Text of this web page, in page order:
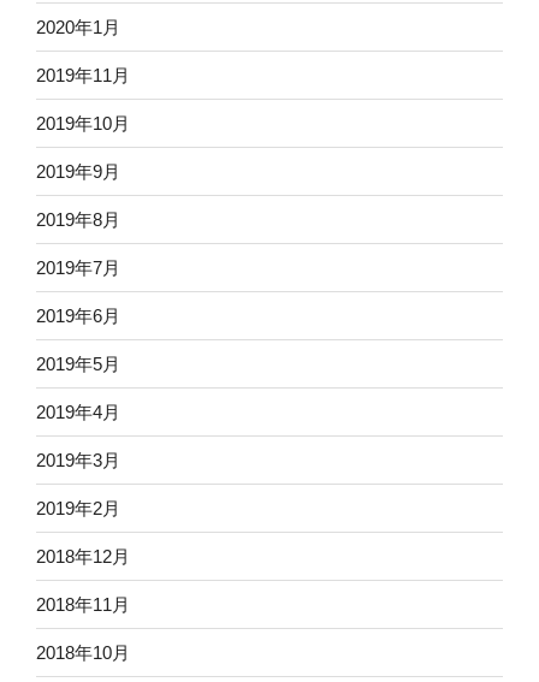
2020年1月
2019年11月
2019年10月
2019年9月
2019年8月
2019年7月
2019年6月
2019年5月
2019年4月
2019年3月
2019年2月
2018年12月
2018年11月
2018年10月